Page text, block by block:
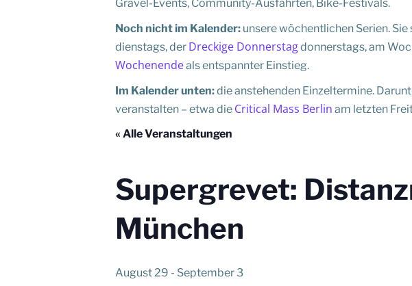
Gravel-Events, Community-Ausfahrten, Bike-Festivals.
Noch nicht im Kalender: unsere wöchentlichen Serien.
dienstags, der Dreckige Donnerstagdonnerstags, am
Wochenendeals entspannter Einstieg.
Im Kalender unten:die anstehenden Einzeltermine.
veranstalten – etwa die Critical Mass Berlin am letzten
« Alle Veranstaltungen
Supergrevet:
München
August 29 - September 3